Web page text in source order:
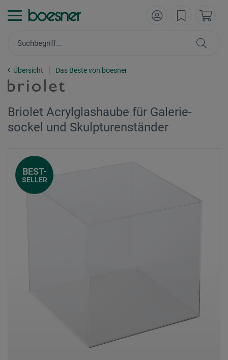
Übersicht Das Beste von boesner
Briolet Acrylglashaube für Galerie-
sockel und Skulpturenständer
BEST-
SELLER